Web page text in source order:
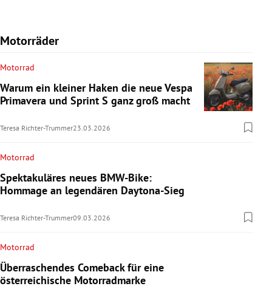
Motorräder
Motorrad
Warum ein kleiner Haken die neue Vespa
Primavera und Sprint S ganz groß macht
Teresa Richter-Trummer23.03.2026
Motorrad
Spektakuläres neues BMW-Bike:
Hommage an legendären Daytona-Sieg
Teresa Richter-Trummer09.03.2026
Motorrad
Überraschendes Comeback für eine
österreichische Motorradmarke